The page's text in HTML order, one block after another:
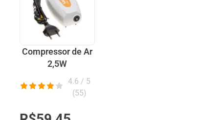
Compressor de Ar
2,5W
4.6 / 5
(55)